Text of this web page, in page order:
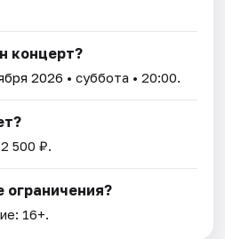
концерт?
2026 • суббота • 20:00.
500 ₽.
ограничения?
16+.